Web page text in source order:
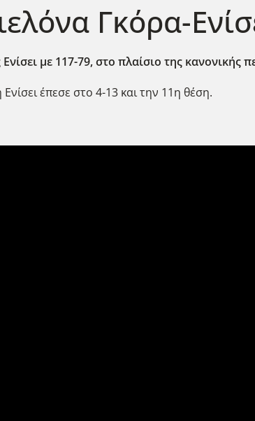
Γκόρα-
με 117-79, στο πλαίσιο της κανονικής
έπεσε στο 4-13 και την 11η θέση.